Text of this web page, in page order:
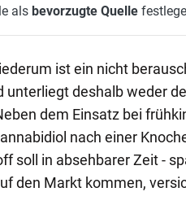
als bevorzugte Quelle
ist ein nicht
unterliegt deshalb weder
dem Einsatz bei
nach einer
soll in absehbarer Zeit -
den Markt kommen,